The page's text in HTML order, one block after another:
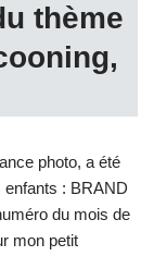
thème
photo, a été
enfants : BRAND
du mois de
mon petit